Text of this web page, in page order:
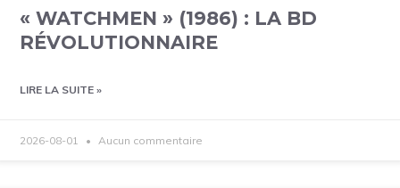
« WATCHMEN » (1986) : LA BD
RÉVOLUTIONNAIRE
LIRE LA SUITE »
2026-08-01 Aucun commentaire